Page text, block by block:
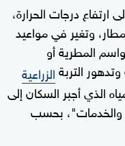
درجات الحرارة،
وتغير في مواعيد
المطرية أو
التربةالزراعية
الذي أجبر السكان إلى
والخدمات"، بحسب